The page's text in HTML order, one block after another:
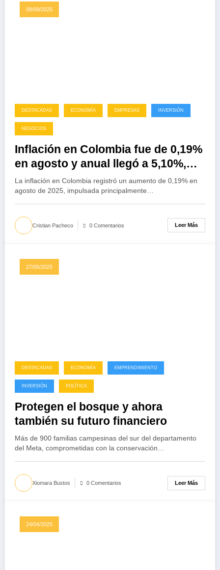
08/09/2025
DESTACADAS ECONOMÍA EMPRESAS INVERSIÓN
NEGOCIOS
Inflación en Colombia fue de 0,19%
en agosto y anual llegó a 5,10%,
según el DANE
La inflación en Colombia registró un aumento de 0,19% en
agosto de 2025, impulsada principalmente…
Cristian Pacheco 0 Comentarios Leer Más
27/05/2025
DESTACADAS ECONOMÍA EMPRENDIMIENTO
INVERSIÓN POLÍTICA
Protegen el bosque y ahora
también su futuro financiero
Más de 900 familias campesinas del sur del departamento
del Meta, comprometidas con la conservación…
Xiomara Bustos 0 Comentarios Leer Más
24/04/2025